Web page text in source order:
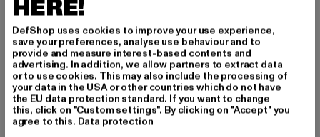
Farbe: camouflage
Hersteller Farbe: black multicam
Materialzusammensetzung: 98% Baumwolle, 2%
Elasthan
Art.Nr: 6089MC-01489
Hersteller: TB International GmbH |info@tbint.de
Dr.-Robert-Murjahn-Straße 7 | 64372 Ober-Ramstadt |
HERE!
DefShop uses cookies to improve your use experience,
save your preferences, analyse use behaviour and to
provide and measure interest-based contents and
advertising. In addition, we allow partners to extract data
or to use cookies. This may also include the processing of
your data in the USA or other countries which do not have
the EU data protection standard. If you want to change
this, click on "Custom settings". By clicking on "Accept" you
agree to this. Data protection